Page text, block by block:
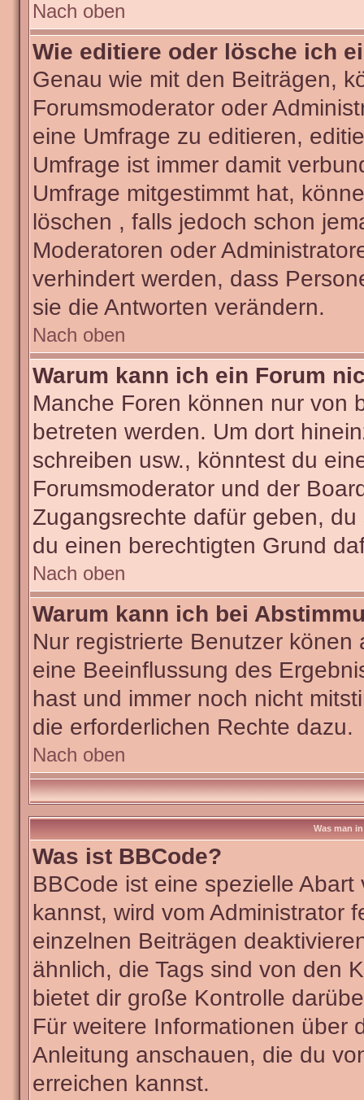
Nach oben
Wie editiere oder lösche ich
Genau wie mit den Beiträgen,
Forumsmoderator oder
eine Umfrage zu editieren,
Umfrage ist immer damit
Umfrage mitgestimmt hat,
löschen , falls jedoch schon
Moderatoren oder
verhindert werden, dass
sie die Antworten verändern.
Nach oben
Warum kann ich ein Forum
Manche Foren können nur von
betreten werden. Um dort
schreiben usw., könntest du
Forumsmoderator und der
Zugangsrechte dafür geben,
du einen berechtigten Grund
Nach oben
Warum kann ich bei
Nur registrierte Benutzer
eine Beeinflussung des
hast und immer noch nicht
die erforderlichen Rechte dazu.
Nach oben
Was man
Was ist BBCode?
BBCode ist eine spezielle
kannst, wird vom Administrator
einzelnen Beiträgen
ähnlich, die Tags sind von den
bietet dir große Kontrolle
Für weitere Informationen über
Anleitung anschauen, die du
erreichen kannst.